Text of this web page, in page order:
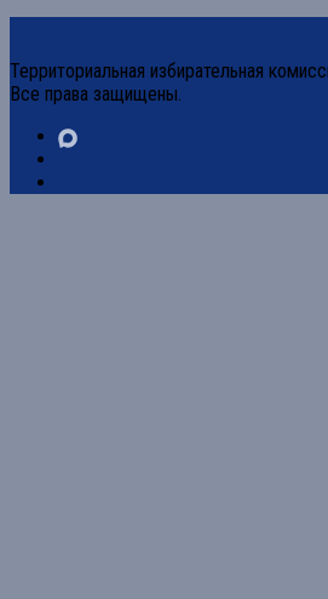
Территориальная избирательная
Все права защищены.